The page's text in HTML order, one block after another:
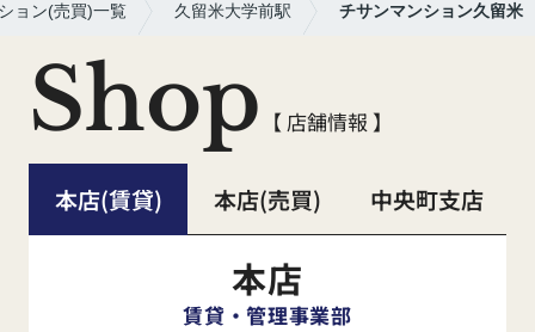
ョン(売買)一覧 久留米大学前駅 チサンマンション久留米
Shop 【 店舗情報 】
本店(賃貸) 本店(売買) 中央町支店
本店
賃貸・管理事業部